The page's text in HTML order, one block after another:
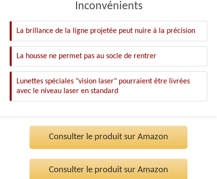
Inconvénients
La brillance de la ligne projetée peut nuire à la précision
La housse ne permet pas au socle de rentrer
Lunettes spéciales "vision laser" pourraient être livrées
avec le niveau laser en standard
Consulter le produit sur Amazon
Consulter le produit sur Amazon